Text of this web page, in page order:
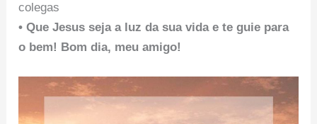
colegas
• Que Jesus seja a luz da sua vida e te guie para
o bem! Bom dia, meu amigo!